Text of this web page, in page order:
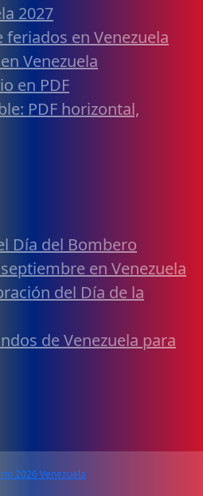
2027
en Venezuela
Venezuela
en PDF
PDF horizontal,
Día del Bombero
en Venezuela
del Día de la
de Venezuela para
2026 Venezuela